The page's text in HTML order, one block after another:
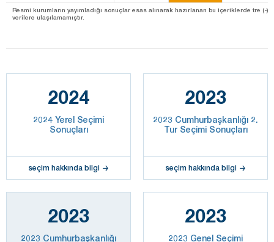
Resmi kurumların yayımladığı sonuçlar esas alınarak hazırlanan bu içeriklerde tre
verilere ulaşılamamıştır.
2024
2024 Yerel Seçimi
Sonuçları
seçim hakkında bilgi
2023
2023 Cumhurbaşkanlığı 2.
Tur Seçimi Sonuçları
seçim hakkında bilgi
2023
2023 Cumhurbaşkanlığı
2023
2023 Genel Seçimi